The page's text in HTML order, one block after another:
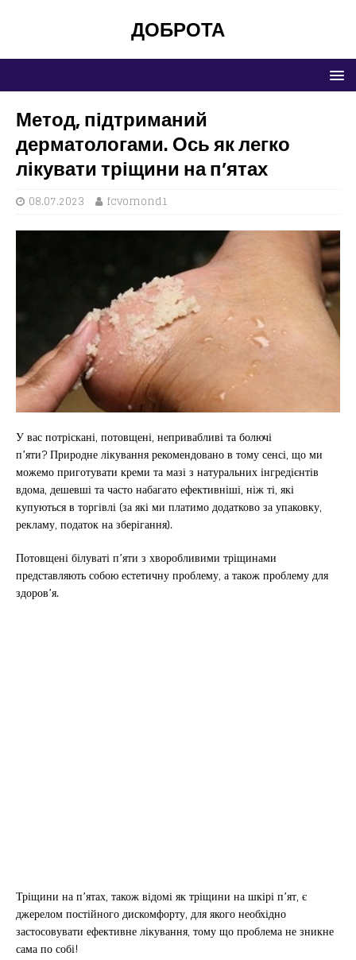
ДОБРОТА
Метод, підтриманий
дерматологами. Ось як легко
лікувати тріщини на п’ятах
08.07.2023 fcvomond1
У вас потріскані, потовщені, непривабливі та болючі
п’яти? Природне лікування рекомендовано в тому сенсі, що ми
можемо приготувати креми та мазі з натуральних інгредієнтів
вдома, дешевші та часто набагато ефективніші, ніж ті, які
купуються в торгівлі (за які ми платимо додатково за упаковку,
рекламу, податок на зберігання).
Потовщені білуваті п’яти з хворобливими тріщинами
представляють собою естетичну проблему, а також проблему для
здоров’я.
Тріщини на п’ятах, також відомі як тріщини на шкірі п’ят, є
джерелом постійного дискомфорту, для якого необхідно
застосовувати ефективне лікування, тому що проблема не зникне
сама по собі!